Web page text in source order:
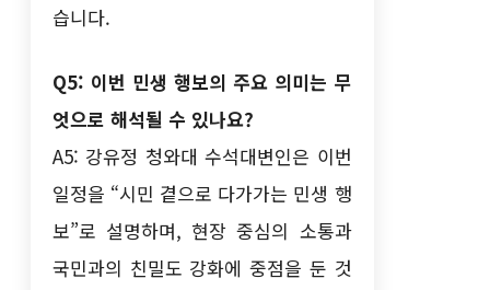
습니다.
Q5: 이번 민생 행보의 주요 의미는 무
엇으로 해석될 수 있나요?
A5: 강유정 청와대 수석대변인은 이번
일정을 “시민 곁으로 다가가는 민생 행
보”로 설명하며, 현장 중심의 소통과
국민과의 친밀도 강화에 중점을 둔 것